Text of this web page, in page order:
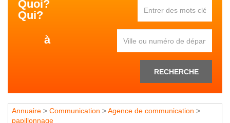
Quoi?
Qui?
à
RECHERCHE
Annuaire > Communication >Agence de communication >
papillonnage